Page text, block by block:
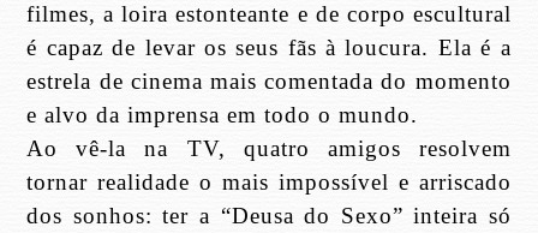
filmes, a loira estonteante e de corpo escultural
é capaz de levar os seus fãs à loucura. Ela é a
estrela de cinema mais comentada do momento
e alvo da imprensa em todo o mundo.
Ao vê-la na TV, quatro amigos resolvem
tornar realidade o mais impossível e arriscado
dos sonhos: ter a “Deusa do Sexo” inteira só